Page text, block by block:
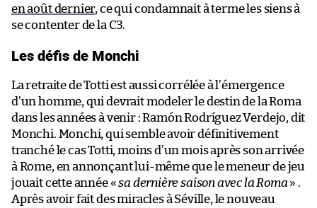
en août dernier, ce qui condamnait à terme les siens à
se contenter de la C3.
Les défis de Monchi
La retraite de Totti est aussi corrélée à l’émergence
d’un homme, qui devrait modeler le destin de la Roma
dans les années à venir : Ramón Rodríguez Verdejo, dit
Monchi. Monchi, qui semble avoir définitivement
tranché le cas Totti, moins d’un mois après son arrivée
à Rome, en annonçant lui-même que le meneur de jeu
jouait cette année «sa dernière saison avec la Roma » .
Après avoir fait des miracles à Séville, le nouveau